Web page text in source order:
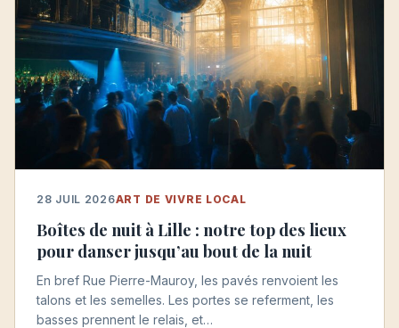
28 JUIL 2026ART DE VIVRE LOCAL
Boîtes de nuit à Lille : notre top des lieux
pour danser jusqu’au bout de la nuit
En bref Rue Pierre-Mauroy, les pavés renvoient les
talons et les semelles. Les portes se referment, les
basses prennent le relais, et…